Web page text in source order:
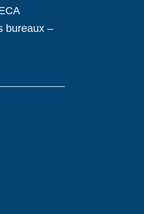
bureaux –